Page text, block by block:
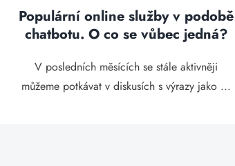
Populární online služby v podobě
chatbotu. O co se vůbec jedná?
V posledních měsících se stále aktivněji
můžeme potkávat v diskusích s výrazy jako ...